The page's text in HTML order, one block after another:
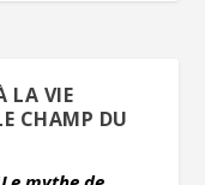
LA VIE
CHAMP DU